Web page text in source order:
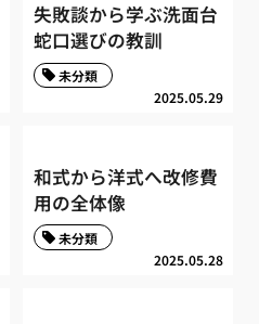
失敗談から学ぶ洗面台
蛇口選びの教訓
2025.05.29
未分類
和式から洋式へ改修費
用の全体像
2025.05.28
未分類